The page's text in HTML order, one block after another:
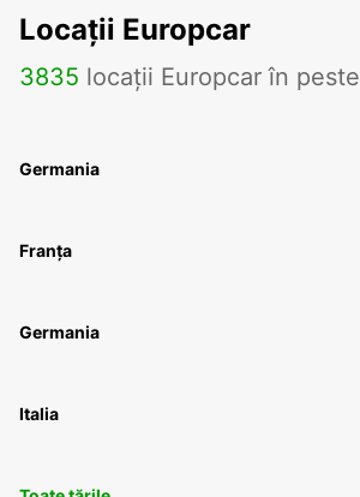
Locații Europcar
3835 locații Europcar în peste
Germania
Franța
Germania
Italia